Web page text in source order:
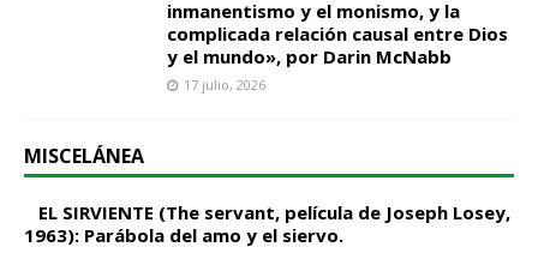
inmanentismo y el monismo, y la
complicada relación causal entre Dios
y el mundo», por Darin McNabb
17 julio, 2026
MISCELÁNEA
EL SIRVIENTE (The servant, película de Joseph Losey,
1963): Parábola del amo y el siervo.